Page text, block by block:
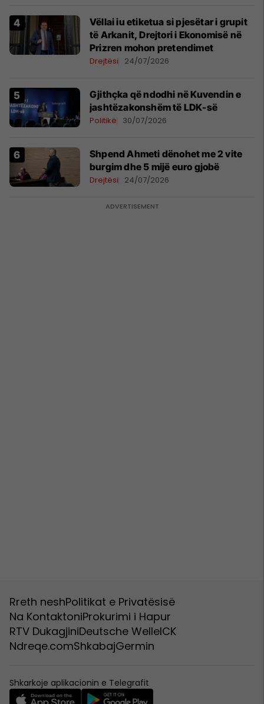
Vëllai iu etiketua si pjesëtar i grupit
të Arkanit, Drejtori i Ekonomisë në
Prizren mohon pretendimet
Drejtësi 24/07/2026
Gjithçka që ndodhi në Kuvendin e
jashtëzakonshëm të LDK-së
Politikë 30/07/2026
Shpend Ahmeti dënohet me 2 vite
burgim dhe 5 mijë euro gjobë
Drejtësi 24/07/2026
Rreth neshPolitikat e Privatësisë
Na KontaktoniProkurimi i Hapur
RTV DukagjiniDeutsche WelleICK
Ndreqe.comShkabajGermin
Shkarkoje aplikacionin e Telegrafit